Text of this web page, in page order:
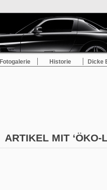
Fotogalerie Historie Dicke
ARTIKEL MIT ‘ÖKO-